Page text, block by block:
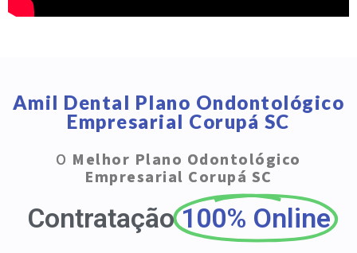
Amil Dental Plano Ondontológico
Empresarial Corupá SC
O Melhor Plano Odontológico
Empresarial Corupá SC
Contratação 100% Online